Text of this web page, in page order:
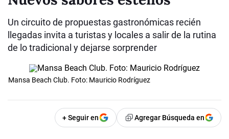
Un circuito de propuestas gastronómicas recién
llegadas invita a turistas y locales a salir de la rutina
de lo tradicional y dejarse sorprender
Mansa Beach Club. Foto: Mauricio Rodríguez
+ Seguir en Agregar Búsqueda en